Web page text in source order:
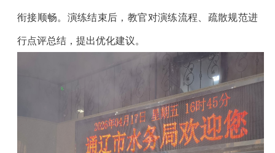
衔接顺畅。演练结束后，教官对演练流程、疏散规范进
行点评总结，提出优化建议。